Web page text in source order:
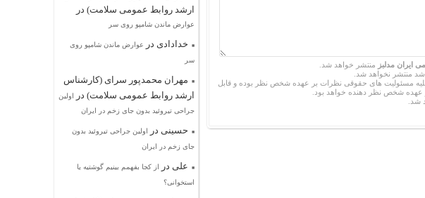
ایران مدلبز منتشر خواهد شد.
منتشر نخواهد شد.
مسئولیت های حقوقی نظرات بر عهده شخص نظر بوده و قابل
شخص نظر دهنده خواهد بود.
شد.
ارشد روابط عمومی سلامت) در
عوارض ماندن شامپو روی سر
خدادادی در
عوارض ماندن شامپو روی
سر
مهران محمدپور سرای (کارشناس
ارشد روابط عمومی سلامت) در
اولین
جراحی تیروئید بدون جای زخم در ایران
حسینی در
اولین جراحی تیروئید بدون
جای زخم در ایران
علی در
از کجا بفهمم بینیم گوشتیه یا
استخوانی؟